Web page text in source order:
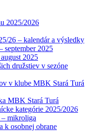
2025/2026
26 – kalendár a výsledky
september 2025
2025
družstiev v sezóne
v klube MBK Stará Turá
MBK Stará Turá
kategórie 2025/2026
mikroliga
k osobnej obrane